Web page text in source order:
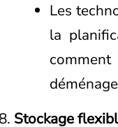
Les
la
Stockage